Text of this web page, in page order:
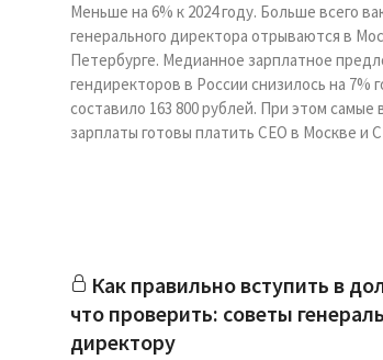
Меньше на 6% к 2024 году. Больше всего
генерального директора отрываются в
Петербурге. Медианное зарплатное
гендиректоров в России снизилось на 7%
составило 163 800 рублей. При этом самые
зарплаты готовы платить СЕО в Москве и
Как правильно вступить в
что проверить: советы
директору